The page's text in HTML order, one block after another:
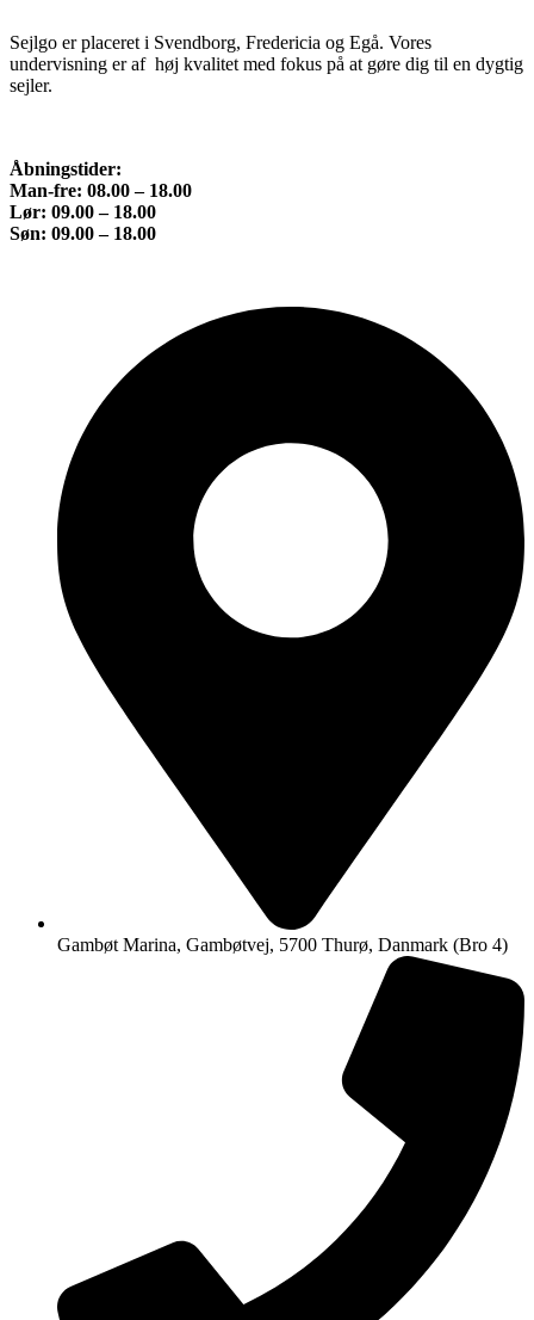
Sejlgo er placeret i Svendborg, Fredericia og Egå. Vores
undervisning er af høj kvalitet med fokus på at gøre dig til en dygtig
sejler.
Åbningstider:
Man-fre: 08.00 – 18.00
Lør: 09.00 – 18.00
Søn: 09.00 – 18.00
Gambøt Marina, Gambøtvej, 5700 Thurø, Danmark (Bro 4)